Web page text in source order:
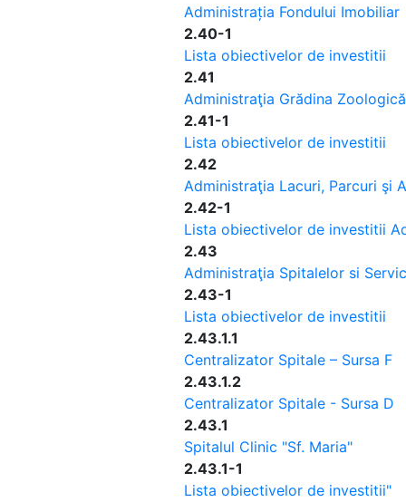
Administrația Fondului Imobiliar
2.40-1
Lista obiectivelor de investitii
2.41
Administraţia Grădina
2.41-1
Lista obiectivelor de investitii
2.42
Administraţia Lacuri, Parcuri şi
2.42-1
Lista obiectivelor de investitii
2.43
Administraţia Spitalelor si
2.43-1
Lista obiectivelor de investitii
2.43.1.1
Centralizator Spitale – Sursa F
2.43.1.2
Centralizator Spitale - Sursa D
2.43.1
Spitalul Clinic "Sf. Maria"
2.43.1-1
Lista obiectivelor de investitii"